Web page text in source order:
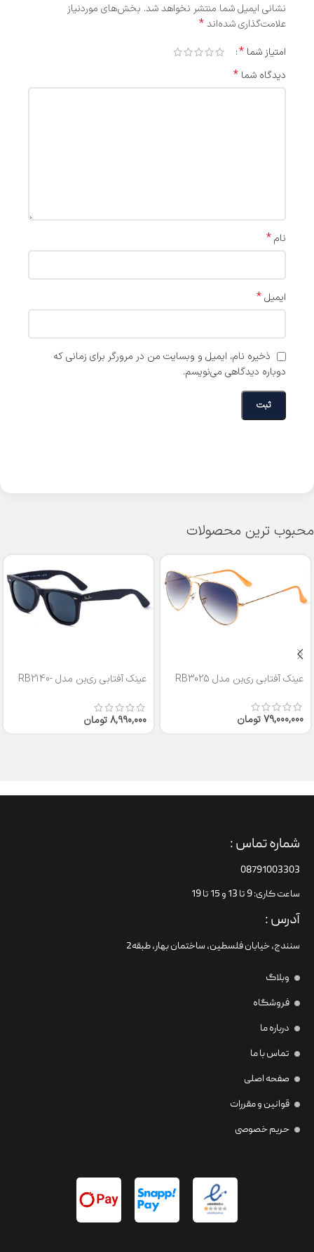
نشانی ایمیل شما منتشر نخواهد شد. بخش‌های موردنیاز
علامت‌گذاری شده‌اند*
امتیاز شما *
دیدگاه شما *
نام*
ایمیل*
ذخیره نام، ایمیل و وبسایت من در مرورگر برای زمانی که
دوباره دیدگاهی می‌نویسم.
محبوب ترین محصولات
عینک آفتابی ری‌بن مدل RB3025
79,000,000تومان
عینک آفتابی ری‌بن مدل RB2140-
8,990,000تومان
شماره تماس :
08791003303
ساعت کاری: 9 تا 13 و 15 تا 19
آدرس :
سنندج، خیابان فلسطین،‌ ساختمان بهار، طبقه2
وبلاگ
فروشگاه
درباره ما
تماس با ما
صفحه اصلی
قوانین و مقررات
حریم خصوصی